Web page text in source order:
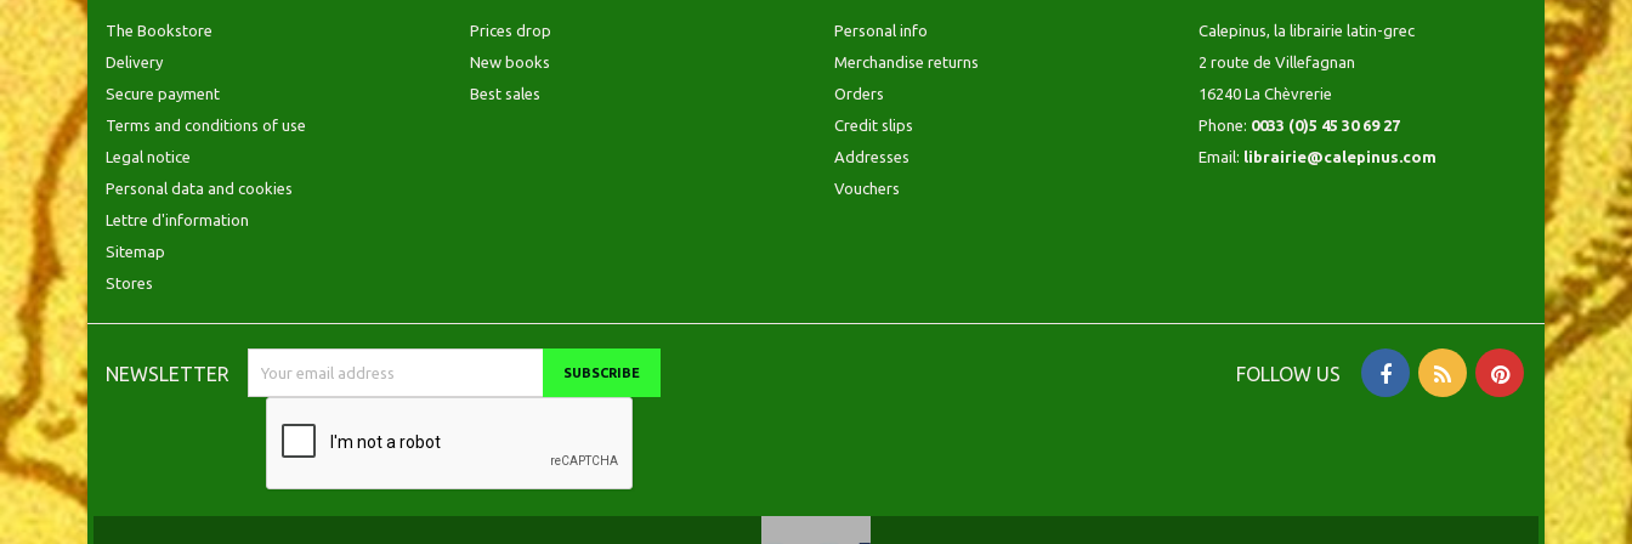
The Bookstore
Delivery
Secure payment
Terms and conditions of use
Legal notice
Personal data and cookies
Lettre d'information
Sitemap
Stores
Prices drop
New books
Best sales
Personal info
Merchandise returns
Orders
Credit slips
Addresses
Vouchers
Calepinus, la librairie latin-grec
2 route de Villefagnan
16240 La Chèvrerie
Phone: 0033 (0)5 45 30 69 27
Email: librairie@calepinus.com
NEWSLETTER FOLLOW US